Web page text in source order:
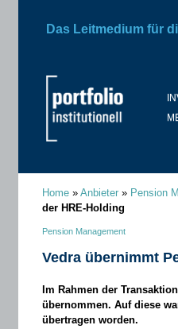
Das Leitmedium für
Home » Anbieter » Pension
der HRE-Holding
Pension Management
Vedra übernimmt
Im Rahmen der
übernommen. Auf diese
übertragen worden.